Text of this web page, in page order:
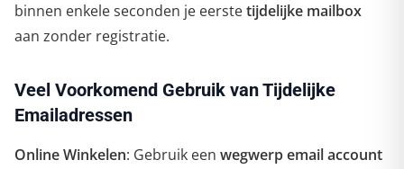
binnen enkele seconden je eerstetijdelijke mailbox
aan zonder registratie.
Veel Voorkomend Gebruik van Tijdelijke
Emailadressen
Online Winkelen: Gebruik een wegwerp email account